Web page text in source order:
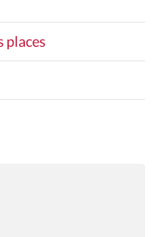
places